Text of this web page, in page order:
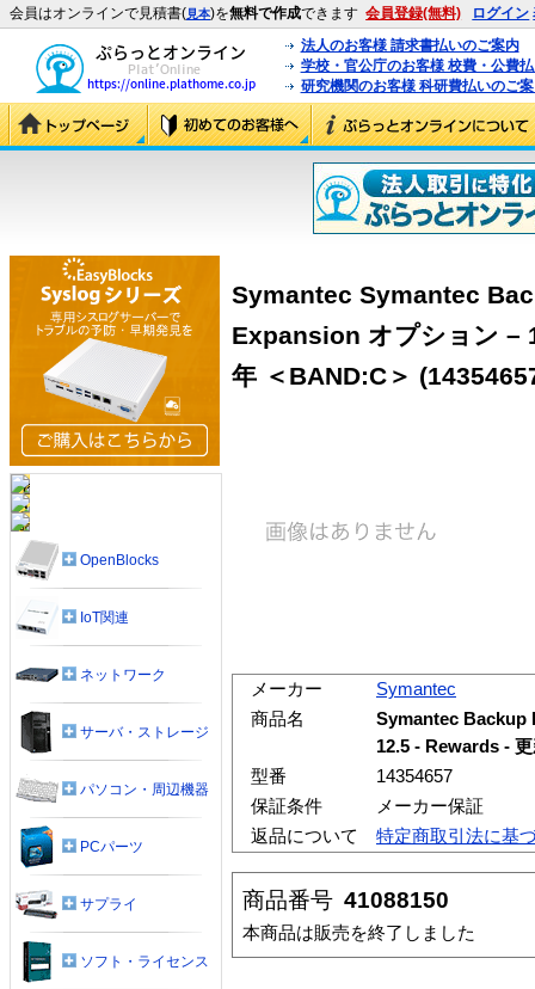
会員はオンラインで見積書(見本)を無料で作成できます 会員登録(無料) ログイン
法人のお客様 請求書払いのご案内
学校・官公庁のお客様 校費・公費
研究機関のお客様 科研費払いのご
Symantec Symantec
Expansion オプション –
年 ＜BAND:C＞
メーカー
Symantec
商品名
Symantec Backup
12.5 - Rewards -
型番
14354657
保証条件
メーカー保証
返品について
特定商取引法に基
商品番号 41088150
本商品は販売を終了しました
OpenBlocks
IoT関連
ネットワーク
サーバ・ストレージ
パソコン・周辺機器
PCパーツ
サプライ
ソフト・ライセンス